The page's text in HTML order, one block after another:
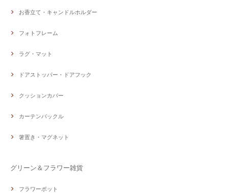
お香立て・キャンドルホルダー
フォトフレーム
ラグ・マット
ドアストッパー・ドアフック
クッションカバー
カーテンバックル
箸置き・マグネット
グリーン＆フラワー雑貨
フラワーポット